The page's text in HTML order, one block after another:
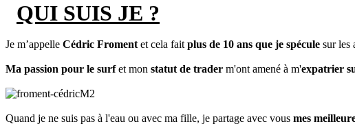
QUI SUIS JE ?
Je m’appelle Cédric Fromentet cela faitplus de 10 ans que je spécule sur les
Ma passion pour le surfet mon statut de trader m'ont amené à m'expatrier
Quand je ne suis pas à l'eau ou avec ma fille, je partage avec vous mes